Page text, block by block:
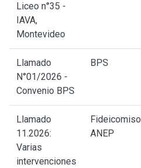
Liceo n°35 -
IAVA,
Montevideo
Llamado
N°01/2026 -
Convenio BPS
BPS
Llamado
11.2026:
Varias
intervenciones
Fideicomiso
ANEP